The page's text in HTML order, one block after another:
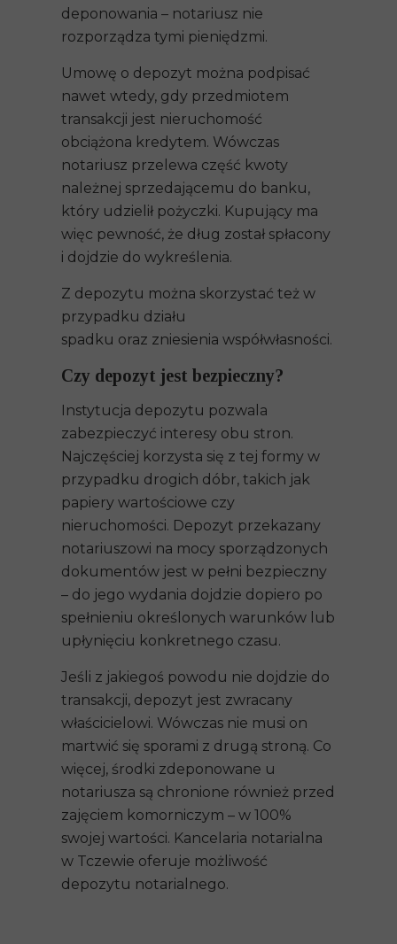
deponowania – notariusz nie
rozporządza tymi pieniędzmi.
Umowę o depozyt można podpisać
nawet wtedy, gdy przedmiotem
transakcji jest nieruchomość
obciążona kredytem. Wówczas
notariusz przelewa część kwoty
należnej sprzedającemu do banku,
który udzielił pożyczki. Kupujący ma
więc pewność, że dług został spłacony
i dojdzie do wykreślenia.
Z depozytu można skorzystać też w
przypadku działu
spadku oraz zniesienia współwłasności.
Czy depozyt jest bezpieczny?
Instytucja depozytu pozwala
zabezpieczyć interesy obu stron.
Najczęściej korzysta się z tej formy w
przypadku drogich dóbr, takich jak
papiery wartościowe czy
nieruchomości. Depozyt przekazany
notariuszowi na mocy sporządzonych
dokumentów jest w pełni bezpieczny
– do jego wydania dojdzie dopiero po
spełnieniu określonych warunków lub
upłynięciu konkretnego czasu.
Jeśli z jakiegoś powodu nie dojdzie do
transakcji, depozyt jest zwracany
właścicielowi. Wówczas nie musi on
martwić się sporami z drugą stroną. Co
więcej, środki zdeponowane u
notariusza są chronione również przed
zajęciem komorniczym – w 100%
swojej wartości. Kancelaria notarialna
w Tczewie oferuje możliwość
depozytu notarialnego.